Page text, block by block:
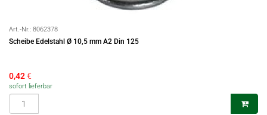
Art.-Nr.: 8062378
Scheibe Edelstahl Ø 10,5 mm A2 Din 125
0,42€
sofort lieferbar